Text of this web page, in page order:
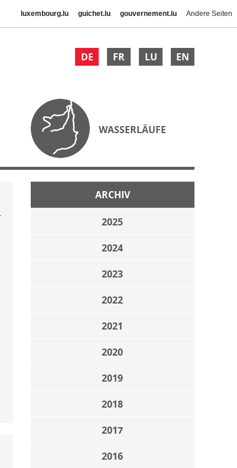
luxembourg.lu guichet.lu gouvernement.lu Andere Seiten
DE FR LU EN
WASSERLÄUFE
ARCHIV
2025
2024
2023
2022
2021
2020
2019
2018
2017
2016